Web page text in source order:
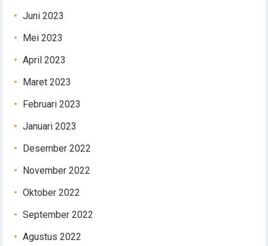
Juni 2023
Mei 2023
April 2023
Maret 2023
Februari 2023
Januari 2023
Desember 2022
November 2022
Oktober 2022
September 2022
Agustus 2022